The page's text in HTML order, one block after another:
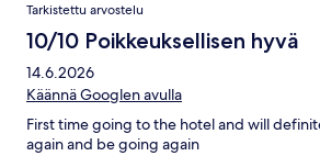
Tarkistettu arvostelu
10/10 Poikkeuksellisen hyvä
14.6.2026
Käännä Googlen avulla
First time going to the hotel and will
again and be going again